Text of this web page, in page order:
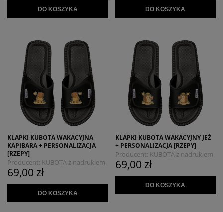
DO KOSZYKA DO KOSZYKA
KLAPKI KUBOTA WAKACYJNA
KAPIBARA + PERSONALIZACJA
[RZEPY]
Producent: KUBOTA z nadrukiem
MYSZOJELEŃ
69,00 zł
DO KOSZYKA
KLAPKI KUBOTA WAKACYJNY JEŻ
+ PERSONALIZACJA [RZEPY]
Producent: KUBOTA z nadrukiem
MYSZOJELEŃ
69,00 zł
DO KOSZYKA